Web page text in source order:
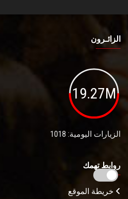
الزائـرون
19.27M
الزيارات اليومية: 1018
روابط تهمك
خريطة الموقع